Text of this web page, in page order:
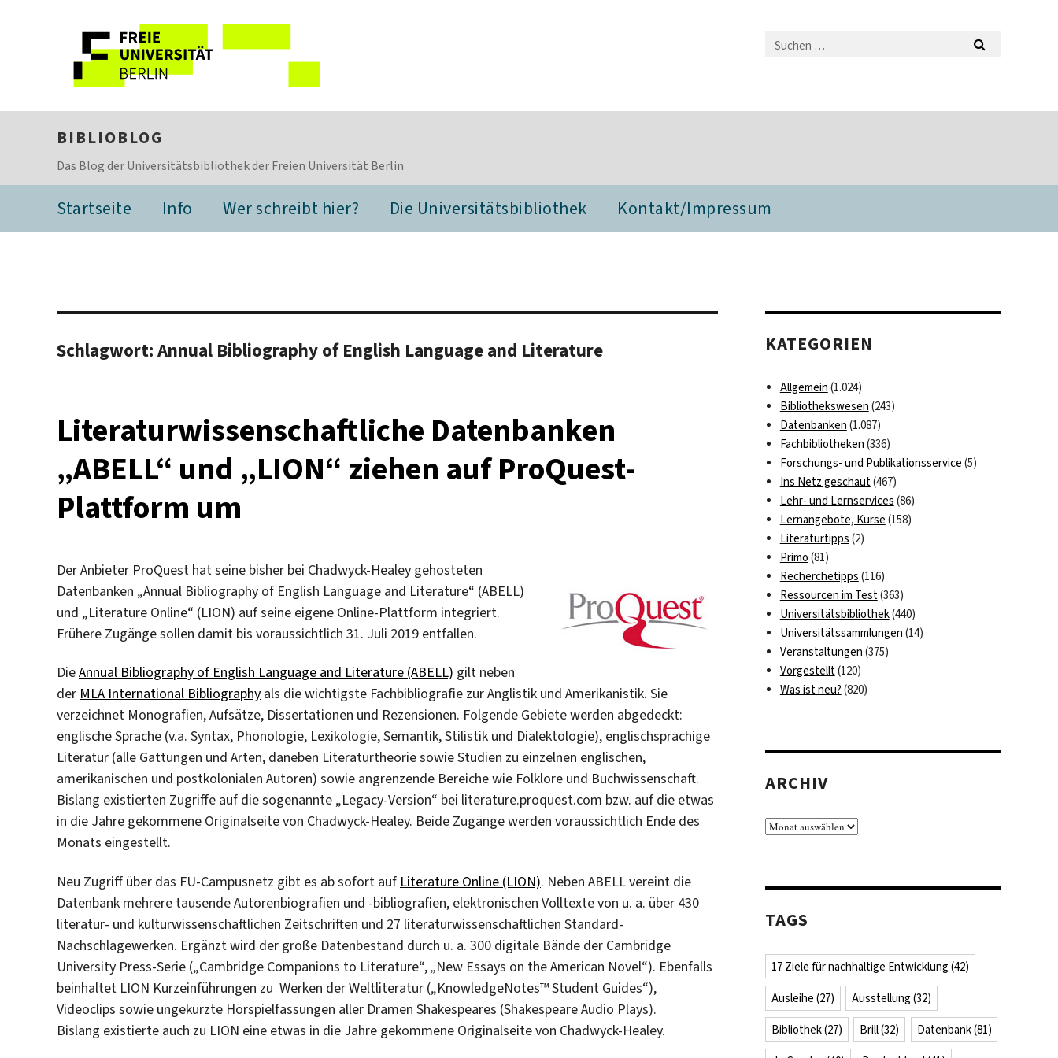
BIBLIOBLOG
Das Blog der Universitätsbibliothek der Freien Universität Berlin
Startseite Info Wer schreibt hier? Die Universitätsbibliothek Kontakt/Impressum
Schlagwort: Annual Bibliography of English Language and Literature
Literaturwissenschaftliche Datenbanken
„ABELL“ und „LION“ ziehen auf ProQuest-
Plattform um
Der Anbieter ProQuest hat seine bisher bei Chadwyck-Healey gehosteten
Datenbanken „Annual Bibliography of English Language and Literature“ (ABELL)
und „Literature Online“ (LION) auf seine eigene Online-Plattform integriert.
Frühere Zugänge sollen damit bis voraussichtlich 31. Juli 2019 entfallen.
DieAnnual Bibliography of English Language and Literature (ABELL) gilt neben
der MLA International Bibliography als die wichtigste Fachbibliografie zur Anglistik und Amerikanistik. Sie
verzeichnet Monografien, Aufsätze, Dissertationen und Rezensionen. Folgende Gebiete werden abgedeckt:
englische Sprache (v.a. Syntax, Phonologie, Lexikologie, Semantik, Stilistik und Dialektologie), englischsprachige
Literatur (alle Gattungen und Arten, daneben Literaturtheorie sowie Studien zu einzelnen englischen,
amerikanischen und postkolonialen Autoren) sowie angrenzende Bereiche wie Folklore und Buchwissenschaft.
Bislang existierten Zugriffe auf die sogenannte „Legacy-Version“ bei literature.proquest.com bzw. auf die etwas
in die Jahre gekommene Originalseite von Chadwyck-Healey. Beide Zugänge werden voraussichtlich Ende des
Monats eingestellt.
Neu Zugriff über das FU-Campusnetz gibt es ab sofort auf Literature Online (LION). Neben ABELL vereint die
Datenbank mehrere tausende Autorenbiografien und -bibliografien, elektronischen Volltexte von u. a. über 430
literatur- und kulturwissenschaftlichen Zeitschriften und 27 literaturwissenschaftlichen Standard-
Nachschlagewerken. Ergänzt wird der große Datenbestand durch u. a. 300 digitale Bände der Cambridge
University Press-Serie („Cambridge Companions to Literature“,„New Essays on the American Novel“). Ebenfalls
beinhaltet LION Kurzeinführungen zu Werken der Weltliteratur („KnowledgeNotes™ Student Guides“),
Videoclips sowie ungekürzte Hörspielfassungen aller Dramen Shakespeares (Shakespeare Audio Plays).
Bislang existierte auch zu LION eine etwas in die Jahre gekommene Originalseite von Chadwyck-Healey.
KATEGORIEN
Allgemein (1.024)
Bibliothekswesen (243)
Datenbanken (1.087)
Fachbibliotheken (336)
Forschungs- und Publikationsservice (5)
Ins Netz geschaut(467)
Lehr- und Lernservices (86)
Lernangebote, Kurse (158)
Literaturtipps (2)
Primo (81)
Recherchetipps (116)
Ressourcen im Test(363)
Universitätsbibliothek(440)
Universitätssammlungen (14)
Veranstaltungen (375)
Vorgestellt(120)
Was ist neu? (820)
ARCHIV
Archiv
TAGS
17 Ziele für nachhaltige Entwicklung (42)
Ausleihe (27) Ausstellung (32)
Bibliothek(27) Brill(32) Datenbank(81)